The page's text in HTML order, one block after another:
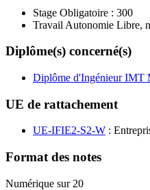
Stage Obligatoire : 300
Travail Autonomie Libre,
Diplôme(s) concerné(s)
Diplôme d'Ingénieur IMT
UE de rattachement
UE-IFIE2-S2-W :
Format des notes
Numérique sur 20